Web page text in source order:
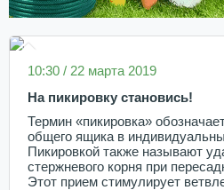
10:30 / 22 марта 2019
На пикировку становись!
Термин «пикировка»
общего ящика в
Пикировкой также называют
стержневого корня при
Этот прием стимулирует